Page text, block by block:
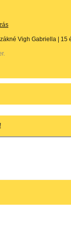
Vigh Gabriella 15